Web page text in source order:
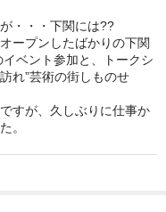
・・・下関には??
ープンしたばかりの下関
ベント参加と、トークシ
れ”芸術の街しものせ
すが、久しぶりに仕事か
。